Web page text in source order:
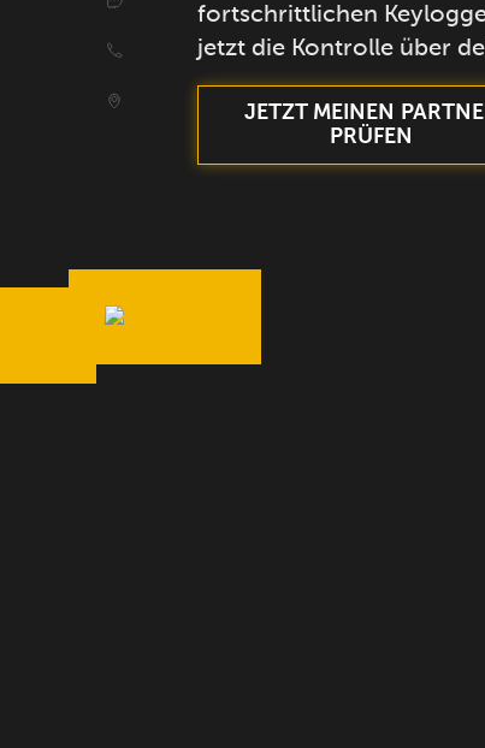
fortschrittlichen
jetzt die Kontrolle über
JETZT MEINEN
PRÜFEN